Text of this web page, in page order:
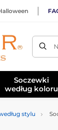
Soczewki
według koloru
stylu